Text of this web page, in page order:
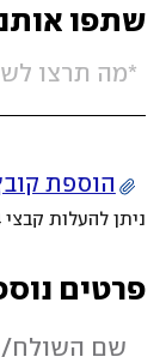
שתפו
הוספת
ניתן להעלות קבצי mov, png, jpeg, jpg, mp4 עד 200MB
פרטים